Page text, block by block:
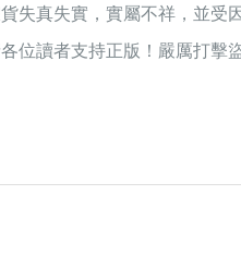
失真失實，實屬不祥，並受
位讀者支持正版！嚴厲打擊